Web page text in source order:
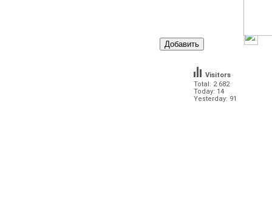
Total: 2 682
Today: 14
Yesterday: 91
Visitors